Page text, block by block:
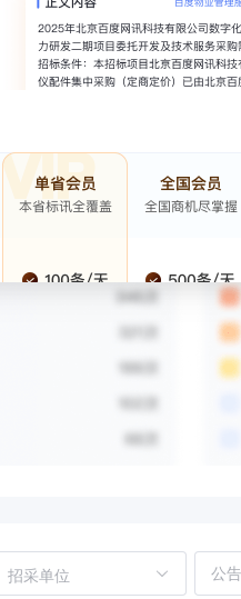
招采单位